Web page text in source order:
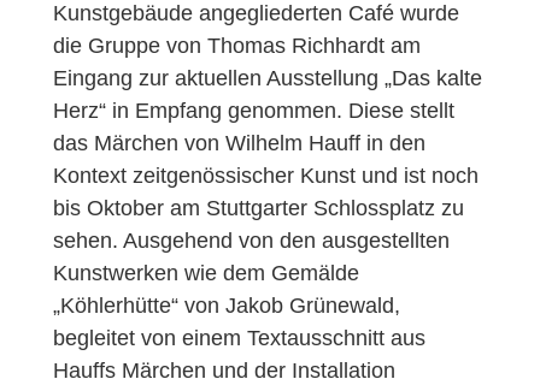
Kunstgebäude angegliederten Café wurde
die Gruppe von Thomas Richhardt am
Eingang zur aktuellen Ausstellung „Das kalte
Herz“ in Empfang genommen. Diese stellt
das Märchen von Wilhelm Hauff in den
Kontext zeitgenössischer Kunst und ist noch
bis Oktober am Stuttgarter Schlossplatz zu
sehen. Ausgehend von den ausgestellten
Kunstwerken wie dem Gemälde
„Köhlerhütte“ von Jakob Grünewald,
begleitet von einem Textausschnitt aus
Hauffs Märchen und der Installation